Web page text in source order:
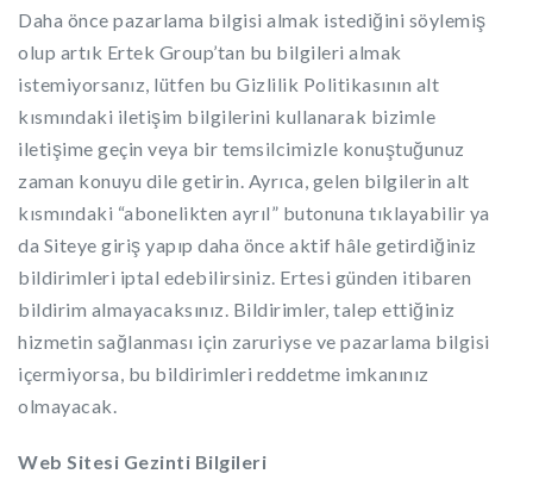
Daha önce pazarlama bilgisi almak istediğini söylemiş
olup artık Ertek Group’tan bu bilgileri almak
istemiyorsanız, lütfen bu Gizlilik Politikasının alt
kısmındaki iletişim bilgilerini kullanarak bizimle
iletişime geçin veya bir temsilcimizle konuştuğunuz
zaman konuyu dile getirin. Ayrıca, gelen bilgilerin alt
kısmındaki “abonelikten ayrıl” butonuna tıklayabilir ya
da Siteye giriş yapıp daha önce aktif hâle getirdiğiniz
bildirimleri iptal edebilirsiniz. Ertesi günden itibaren
bildirim almayacaksınız. Bildirimler, talep ettiğiniz
hizmetin sağlanması için zaruriyse ve pazarlama bilgisi
içermiyorsa, bu bildirimleri reddetme imkanınız
olmayacak.
Web Sitesi Gezinti Bilgileri